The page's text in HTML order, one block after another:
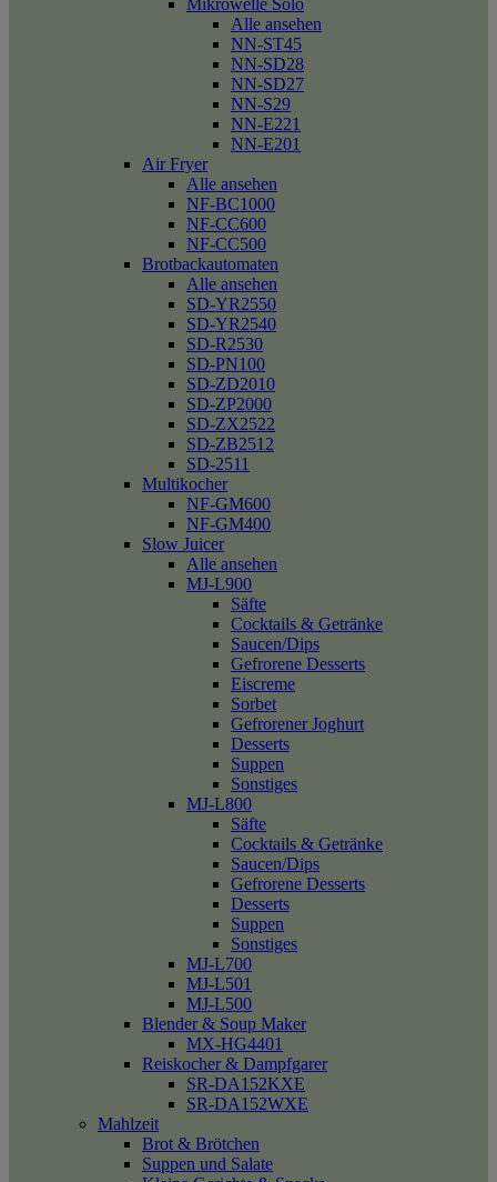
Mikrowelle Solo
Alle ansehen
NN-ST45
NN-SD28
NN-SD27
NN-S29
NN-E221
NN-E201
Air Fryer
Alle ansehen
NF-BC1000
NF-CC600
NF-CC500
Brotbackautomaten
Alle ansehen
SD-YR2550
SD-YR2540
SD-R2530
SD-PN100
SD-ZD2010
SD-ZP2000
SD-ZX2522
SD-ZB2512
SD-2511
Multikocher
NF-GM600
NF-GM400
Slow Juicer
Alle ansehen
MJ-L900
Säfte
Cocktails & Getränke
Saucen/Dips
Gefrorene Desserts
Eiscreme
Sorbet
Gefrorener Joghurt
Desserts
Suppen
Sonstiges
MJ-L800
Säfte
Cocktails & Getränke
Saucen/Dips
Gefrorene Desserts
Desserts
Suppen
Sonstiges
MJ-L700
MJ-L501
MJ-L500
Blender & Soup Maker
MX-HG4401
Reiskocher & Dampfgarer
SR-DA152KXE
SR-DA152WXE
Mahlzeit
Brot & Brötchen
Suppen und Salate